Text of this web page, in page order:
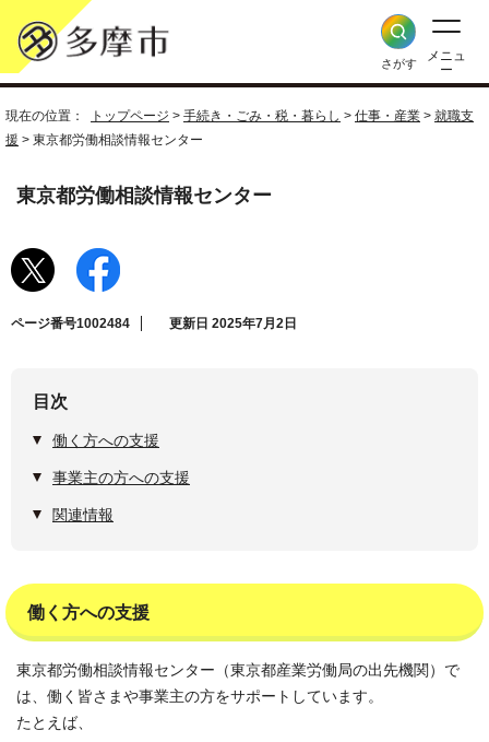
さがす
メニュ
ー
現在の位置： トップページ > 手続き・ごみ・税・暮らし > 仕事・産業 > 就職支
援 > 東京都労働相談情報センター
東京都労働相談情報センター
ページ番号1002484 更新日 2025年7月2日
目次
働く方への支援
事業主の方への支援
関連情報
働く方への支援
東京都労働相談情報センター（東京都産業労働局の出先機関）で
は、働く皆さまや事業主の方をサポートしています。
たとえば、